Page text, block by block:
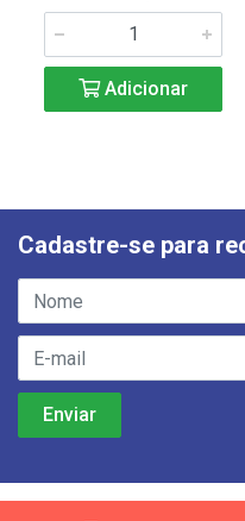
Adicionar
Cadastre-se para